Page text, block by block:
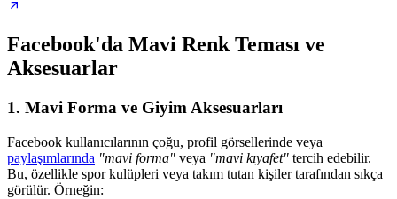
Facebook'da Mavi Renk Teması ve
Aksesuarlar
1. Mavi Forma ve Giyim Aksesuarları
Facebook kullanıcılarının çoğu, profil görsellerinde veya
paylaşımlarında "mavi forma" veya "mavi kıyafet" tercih edebilir.
Bu, özellikle spor kulüpleri veya takım tutan kişiler tarafından sıkça
görülür. Örneğin: